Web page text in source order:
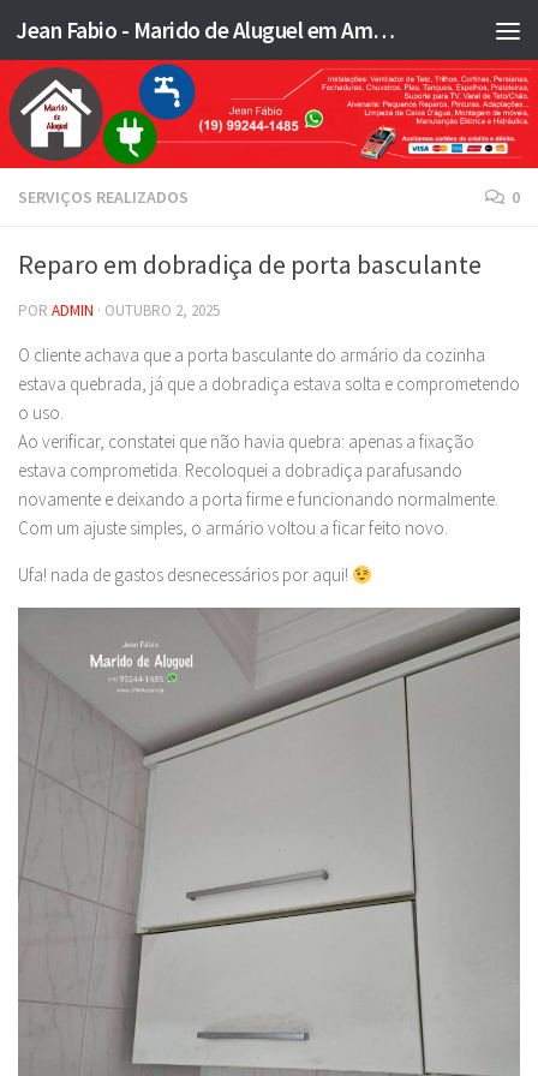
Skip to content Jean Fabio - Marido de Aluguel em Americana SP e região - JFMA
SERVIÇOS REALIZADOS 0
Reparo em dobradiça de porta basculante
POR ADMIN · OUTUBRO 2, 2025
O cliente achava que a porta basculante do armário da cozinha
estava quebrada, já que a dobradiça estava solta e comprometendo
o uso.
Ao verificar, constatei que não havia quebra: apenas a fixação
estava comprometida. Recoloquei a dobradiça parafusando
novamente e deixando a porta firme e funcionando normalmente.
Com um ajuste simples, o armário voltou a ficar feito novo.
Ufa! nada de gastos desnecessários por aqui!